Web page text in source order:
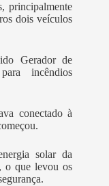
principalmente
dois veículos
Gerador de
incêndios
conectado à
solar da
o que levou os